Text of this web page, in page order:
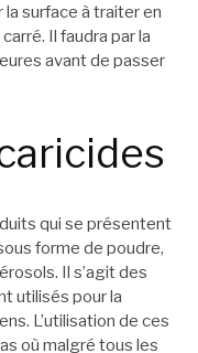
surface à traiter en
Il faudra par la
avant de passer
qui se présentent
forme de poudre,
Il s’agit des
utilisés pour la
L’utilisation de ces
où malgré tous les